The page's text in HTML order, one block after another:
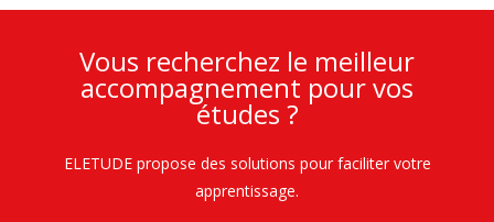
Vous recherchez le meilleur
accompagnement pour vos
études ?
ELETUDE propose des solutions pour faciliter votre
apprentissage.